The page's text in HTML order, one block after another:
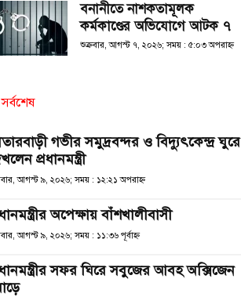
বনানীতে নাশকতামূলক
কর্মকাণ্ডের অভিযোগে আটক ৭
শুক্রবার, আগস্ট ৭, ২০২৬; সময় : ৫:০৩ অপরাহ্ণ
সর্বশেষ
গভীর সমুদ্রবন্দর ও বিদ্যুৎকেন্দ্র ঘুরে
প্রধানমন্ত্রী
আগস্ট ৯, ২০২৬; সময় : ১২:২১ অপরাহ্ণ
অপেক্ষায় বাঁশখালীবাসী
আগস্ট ৯, ২০২৬; সময় : ১১:৩৬ পূর্বাহ্ণ
সফর ঘিরে সবুজের আবহ অক্সিজেন